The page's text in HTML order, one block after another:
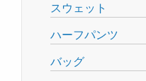
スウェット
ハーフパンツ
バッグ